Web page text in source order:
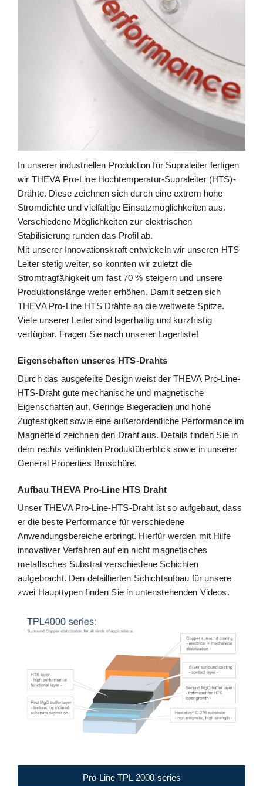
In unserer industriellen Produktion für Supraleiter fertigen
wir THEVA Pro-Line Hochtemperatur-Supraleiter (HTS)-
Drähte. Diese zeichnen sich durch eine extrem hohe
Stromdichte und vielfältige Einsatzmöglichkeiten aus.
Verschiedene Möglichkeiten zur elektrischen
Stabilisierung runden das Profil ab.
Mit unserer Innovationskraft entwickeln wir unseren HTS
Leiter stetig weiter, so konnten wir zuletzt die
Stromtragfähigkeit um fast 70 % steigern und unsere
Produktionslänge weiter erhöhen. Damit setzen sich
THEVA Pro-Line HTS Drähte an die weltweite Spitze.
Viele unserer Leiter sind lagerhaltig und kurzfristig
verfügbar. Fragen Sie nach unserer Lagerliste!
Eigenschaften unseres HTS-Drahts
Durch das ausgefeilte Design weist der THEVA Pro-Line-
HTS-Draht gute mechanische und magnetische
Eigenschaften auf. Geringe Biegeradien und hohe
Zugfestigkeit sowie eine außerordentliche Performance im
Magnetfeld zeichnen den Draht aus. Details finden Sie in
dem rechts verlinkten Produktüberblick sowie in unserer
General Properties Broschüre.
Aufbau THEVA Pro-Line HTS Draht
Unser THEVA Pro-Line-HTS-Draht ist so aufgebaut, dass
er die beste Performance für verschiedene
Anwendungsbereiche erbringt. Hierfür werden mit Hilfe
innovativer Verfahren auf ein nicht magnetisches
metallisches Substrat verschiedene Schichten
aufgebracht. Den detaillierten Schichtaufbau für unsere
zwei Haupttypen finden Sie in untenstehenden Videos.
Pro-Line TPL 2000-series